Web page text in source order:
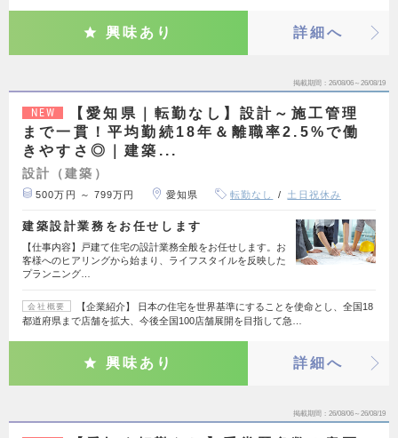
興味あり 詳細へ
掲載期間 26/08/06～26/08/19
NEW
【愛知県｜転勤なし】設計～施工管理
まで一貫！平均勤続18年＆離職率2.5%で働
きやすさ◎｜建築...
設計（建築）
500万円 ～ 799万円 愛知県 転勤なし 土日祝休み
建築設計業務をお任せします
【仕事内容】戸建て住宅の設計業務全般をお任せします。お
客様へのヒアリングから始まり、ライフスタイルを反映した
プランニング…
会社概要
【企業紹介】 日本の住宅を世界基準にすることを使命とし、全国18
都道府県まで店舗を拡大、今後全国100店舗展開を目指して急…
興味あり 詳細へ
掲載期間 26/08/06～26/08/19